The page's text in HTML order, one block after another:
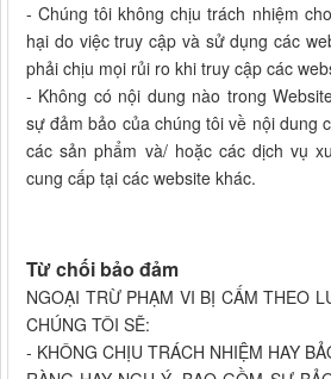
- Chúng tôi không chịu trách nhiệm
hại do việc truy cập và sử dụng các
phải chịu mọi rủi ro khi truy cập các
- Không có nội dung nào trong
sự đảm bảo của chúng tôi về nội dung
các sản phẩm và/ hoặc các dịch vụ
cung cấp tại các website khác.
Từ chối bảo đảm
NGOẠI TRỪ PHẠM VI BỊ CẤM THEO
CHÚNG TÔI SẼ:
- KHÔNG CHỊU TRÁCH NHIỆM HAY